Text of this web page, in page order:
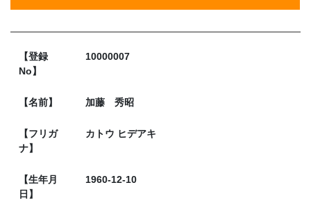
【登録
No】
10000007
【名前】 加藤 秀昭
【フリガ
ナ】
カトウ ヒデアキ
【生年月
日】
1960-12-10